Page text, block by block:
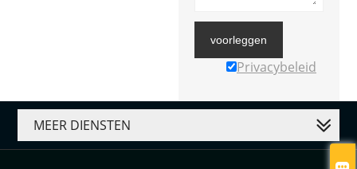
voorleggen
Privacybeleid
MEER DIENSTEN